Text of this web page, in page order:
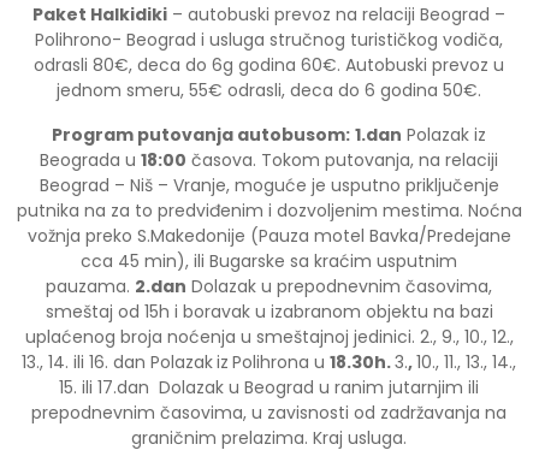
Paket Halkidiki – autobuski prevoz na relaciji Beograd –
Polihrono- Beograd i usluga stručnog turističkog vodiča,
odrasli 80€, deca do 6g godina 60€. Autobuski prevoz u
jednom smeru, 55€ odrasli, deca do 6 godina 50€.
Program putovanja autobusom: 1.dan Polazak iz
Beograda u18:00 časova. Tokom putovanja, na relaciji
Beograd – Niš – Vranje, moguće je usputno priključenje
putnika na za to predviđenim i dozvoljenim mestima. Noćna
vožnja preko S.Makedonije (Pauza motel Bavka/Predejane
cca 45 min), ili Bugarske sa kraćim usputnim
pauzama. 2.dan Dolazak u prepodnevnim časovima,
smeštaj od 15h i boravak u izabranom objektu na bazi
uplaćenog broja noćenja u smeštajnoj jedinici. 2., 9., 10., 12.,
13., 14. ili 16. dan Polazakiz Polihrona u18.30h.3.,10., 11., 13., 14.,
15. ili 17.dan Dolazak u Beograd u ranim jutarnjim ili
prepodnevnim časovima, u zavisnosti od zadržavanja na
graničnim prelazima. Kraj usluga.